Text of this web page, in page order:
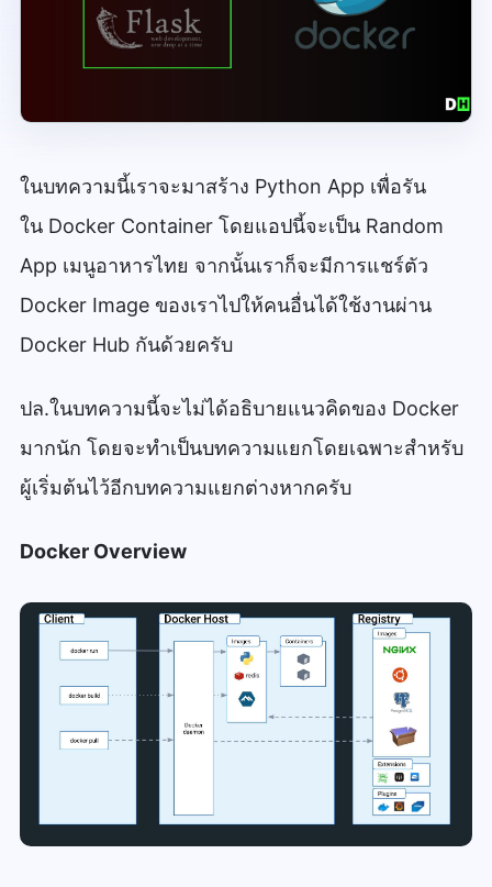
ในบทความนี้เราจะมาสร้าง Python App เพื่อรัน
ใน Docker Container โดยแอปนี้จะเป็น Random
App เมนูอาหารไทย จากนั้นเราก็จะมีการแชร์ตัว
Docker Image ของเราไปให้คนอื่นได้ใช้งานผ่าน
Docker Hub กันด้วยครับ
ปล.ในบทความนี้จะไม่ได้อธิบายแนวคิดของ Docker
มากนัก โดยจะทำเป็นบทความแยกโดยเฉพาะสำหรับ
ผู้เริ่มต้นไว้อีกบทความแยกต่างหากครับ
Docker Overview